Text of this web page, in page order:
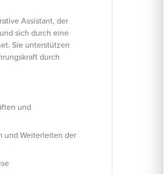
Assistant, der
sich durch eine
Sie unterstützen
durch
und
und Weiterleiten der